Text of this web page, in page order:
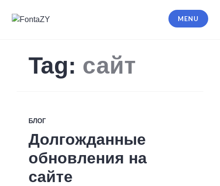
MENU
Tag: сайт
БЛОГ
Долгожданные
обновления на
сайте